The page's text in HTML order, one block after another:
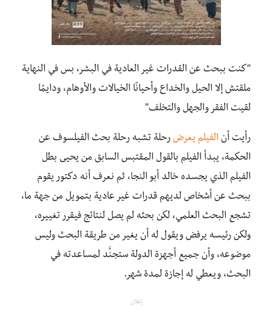
“كنت ببحث عن القدرات غير العادية في البشر، بس في النهاية
ملقتش إلا الحيل والخداع وأحيانًا الخيالات والأوهام، ودايمًا
لقيت الفقر والجهل والتخلف”
رأيت أن الفيلم يعرض رحلة تشبه رحلة بحث الفيلسوف عن
الحكمة، يبدأ الفيلم بالقول المقتبس السابق من يحيى بطل
الفيلم الذي يجسده خالد أبو النجا، ثم نعرف أنه دكتور يقوم
ببحث عن أشخاص لديهم قدرات غير عادية بتمويل من جهة ما،
تشجع البحث العلمي، لكن بحثه لم يصل لنتائج فيقرر تغييره،
ولكن رئيسه يرفض ويقول له أن يغير من طريقة البحث وليس
موضوعه، وأن جميع أجهزة الدولة ستجنَّد لمساعدته في
البحث، ويعطي له إجازة لمدة شهر.
إعلان